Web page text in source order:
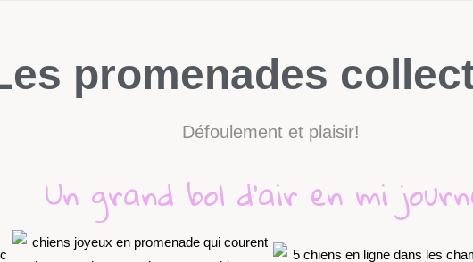
promenades
Défoulement et plaisir!
Un grand bol d'air en mi